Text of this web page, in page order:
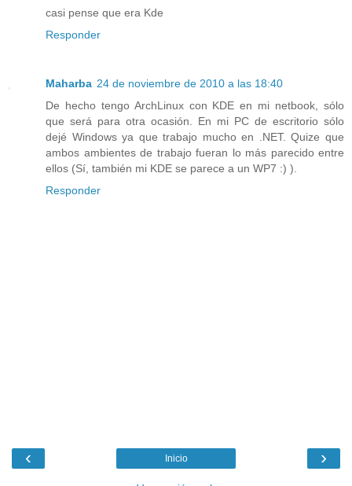
casi pense que era Kde
Responder
Maharba 24 de noviembre de 2010 a las 18:40
De hecho tengo ArchLinux con KDE en mi netbook, sólo
que será para otra ocasión. En mi PC de escritorio sólo
dejé Windows ya que trabajo mucho en .NET. Quize que
ambos ambientes de trabajo fueran lo más parecido entre
ellos (Sí, también mi KDE se parece a un WP7 :) ).
Responder
‹ ›
Inicio